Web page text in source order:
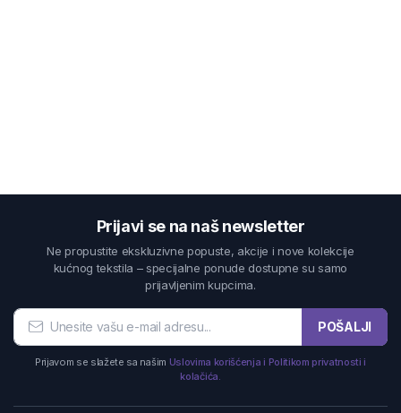
Prijavi se na naš newsletter
Ne propustite ekskluzivne popuste, akcije i nove kolekcije
kućnog tekstila – specijalne ponude dostupne su samo
prijavljenim kupcima.
POŠALJI
Prijavom se slažete sa našim Uslovima korišćenja i Politikom privatnosti i
kolačića.